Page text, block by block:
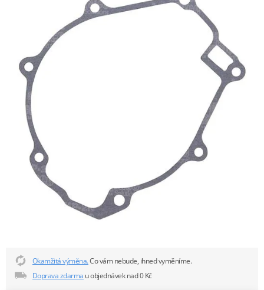
Okamžitá výměna.Co vám nebude, ihned vyměníme.
Doprava zdarma u objednávek nad 0 Kč